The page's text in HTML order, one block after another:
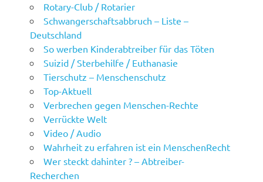
Rotary-Club / Rotarier
Schwangerschaftsabbruch – Liste –
Deutschland
So werben Kinderabtreiber für das Töten
Suizid / Sterbehilfe / Euthanasie
Tierschutz – Menschenschutz
Top-Aktuell
Verbrechen gegen Menschen-Rechte
Verrückte Welt
Video / Audio
Wahrheit zu erfahren ist ein MenschenRecht
Wer steckt dahinter ? – Abtreiber-
Recherchen